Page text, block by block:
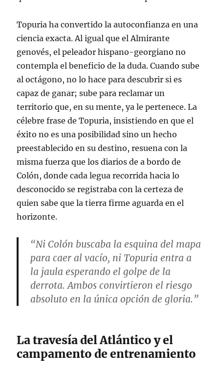
Topuria ha convertido la autoconfianza en una
ciencia exacta. Al igual que el Almirante
genovés, el peleador hispano-georgiano no
contempla el beneficio de la duda. Cuando sube
al octágono, no lo hace para descubrir si es
capaz de ganar; sube para reclamar un
territorio que, en su mente, ya le pertenece. La
célebre frase de Topuria, insistiendo en que el
éxito no es una posibilidad sino un hecho
preestablecido en su destino, resuena con la
misma fuerza que los diarios de a bordo de
Colón, donde cada legua recorrida hacia lo
desconocido se registraba con la certeza de
quien sabe que la tierra firme aguarda en el
horizonte.
“Ni Colón buscaba la esquina del mapa
para caer al vacío, ni Topuria entra a
la jaula esperando el golpe de la
derrota. Ambos convirtieron el riesgo
absoluto en la única opción de gloria.”
La travesía del Atlántico y el
campamento de entrenamiento